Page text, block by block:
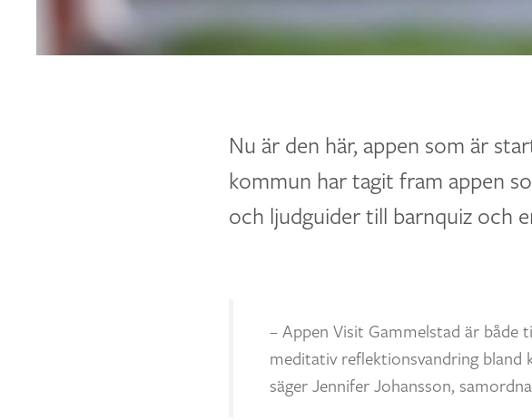
Nu är den här, appen som är
kommun har tagit fram appen
och ljudguider till barnquiz och
– Appen Visit Gammelstad är både
meditativ reflektionsvandring bland
säger Jennifer Johansson,